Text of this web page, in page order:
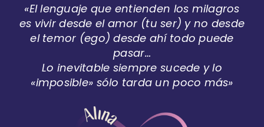
«El lenguaje que entienden los milagros
es vivir desde el amor (tu ser) y no desde
el temor (ego) desde ahí todo puede
pasar…
Lo inevitable siempre sucede y lo
«imposible» sólo tarda un poco más»